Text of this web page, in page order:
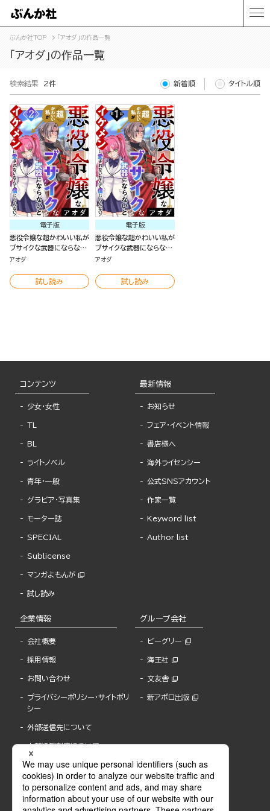
ぶんか社TOP 「アオダ」の作品一覧
「アオダ」の作品一覧
検索結果 2件 新着順 タイトル順
電子版
悪役令嬢な超かわいい私が
ブサイクな武器にならない
とイケメンに愛されないな
アオダ
試し読み
電子版
悪役令嬢な超かわいい私が
ブサイクな武器にならない
とイケメンに愛されないな
版）
アオダ
試し読み
コンテンツ
少女・女性
TL
BL
ライトノベル
青年・一般
グラビア・写真集
モーター誌
SPECIAL
Sublicense
マンガよもんが
試し読み
最新情報
お知らせ
フェア・イベント情報
書店様へ
海外ライセンシー
公式SNSアカウント
作家一覧
Keyword list
Author list
企業情報
会社概要
採用情報
お問い合わせ
プライバシーポリシー・サイトポリ
シー
外部送信先について
内部通報制度について
グループ会社
ビーグリー
海王社
文友舎
新アポロ出版